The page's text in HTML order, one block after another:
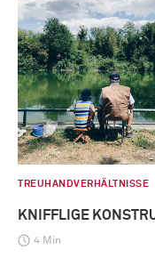
TREUHANDVERHÄLTNISSE
KNIFFLIGE
4 Min